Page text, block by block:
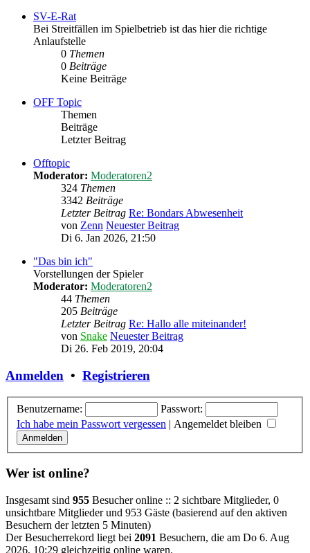
SV-E-Rat
Bei Streitfällen im Spielbetrieb ist das hier die richtige
Anlaufstelle
0 Themen
0 Beiträge
Keine Beiträge
OFF Topic
Themen
Beiträge
Letzter Beitrag
Offtopic
Moderator: Moderatoren2
324 Themen
3342 Beiträge
Letzter Beitrag Re: Bondars Abwesenheit
von Zenn Neuester Beitrag
Di 6. Jan 2026, 21:50
"Das bin ich"
Vorstellungen der Spieler
Moderator: Moderatoren2
44 Themen
205 Beiträge
Letzter Beitrag Re: Hallo alle miteinander!
von Snake Neuester Beitrag
Di 26. Feb 2019, 20:04
Anmelden • Registrieren
Benutzername:
Passwort:
Ich habe mein Passwort vergessen | Angemeldet bleiben
Wer ist online?
Insgesamt sind 955 Besucher online :: 2 sichtbare Mitglieder, 0
unsichtbare Mitglieder und 953 Gäste (basierend auf den aktiven
Besuchern der letzten 5 Minuten)
Der Besucherrekord liegt bei 2091 Besuchern, die am Do 6. Aug
2026, 10:29 gleichzeitig online waren.